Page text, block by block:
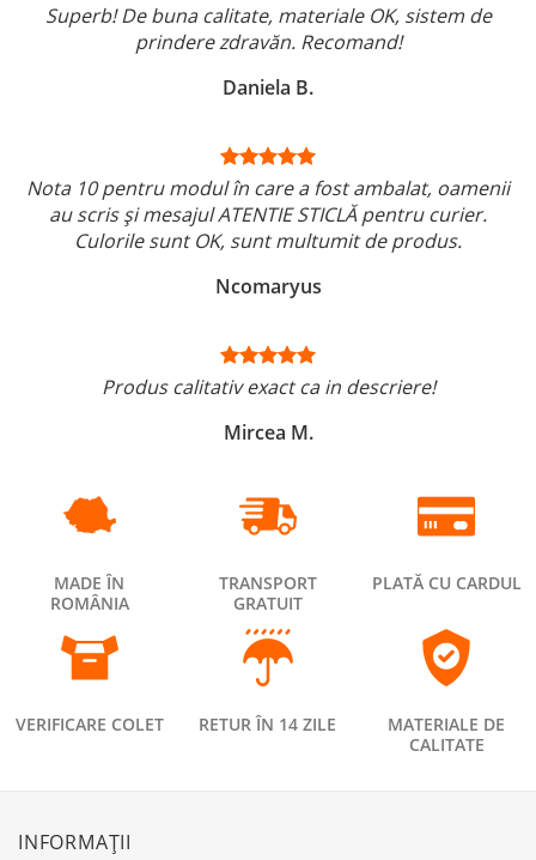
Superb! De buna calitate, materiale OK, sistem de
prindere zdravăn. Recomand!
Daniela B.
Nota 10 pentru modul în care a fost ambalat, oamenii
au scris și mesajul ATENTIE STICLĂ pentru curier.
Culorile sunt OK, sunt multumit de produs.
Ncomaryus
Produs calitativ exact ca in descriere!
Mircea M.
MADE ÎN
ROMÂNIA
TRANSPORT
GRATUIT
PLATĂ CU CARDUL
VERIFICARE COLET RETUR ÎN 14 ZILE
MATERIALE DE
CALITATE
INFORMAȚII